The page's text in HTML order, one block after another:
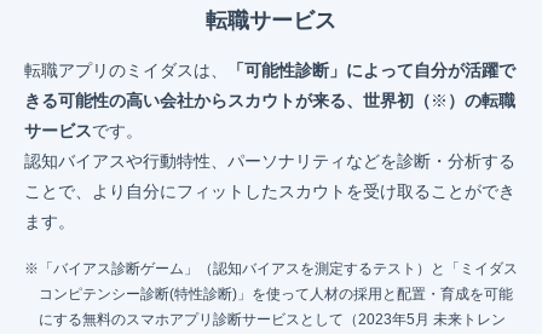
転職サービス
転職アプリのミイダスは、
「可能性診断」によって自分が活躍で
きる可能性の高い会社からスカウトが来る、世界初（※ ）の転職
サービスです。
認知バイアスや行動特性、パーソナリティなどを診断・分析する
ことで、より自分にフィットしたスカウトを受け取ることができ
ます。
「バイアス診断ゲーム」（認知バイアスを測定するテスト）と「ミイダス
コンピテンシー診断(特性診断)」を使って人材の採用と配置・育成を可能
にする無料のスマホアプリ診断サービスとして（2023年5月 未来トレン